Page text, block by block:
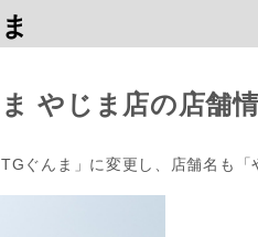
やじま店の店舗
ぐんま」に変更し、店舗名も「